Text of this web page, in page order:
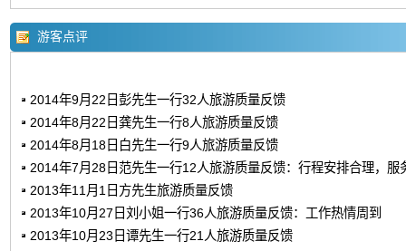
游客点评
2014年9月22日彭先生一行32人旅游质量反馈
2014年8月22日龚先生一行8人旅游质量反馈
2014年8月18日白先生一行9人旅游质量反馈
2014年7月28日范先生一行12人旅游质量反馈：行程安排合理，服
2013年11月1日方先生旅游质量反馈
2013年10月27日刘小姐一行36人旅游质量反馈：工作热情周到
2013年10月23日谭先生一行21人旅游质量反馈